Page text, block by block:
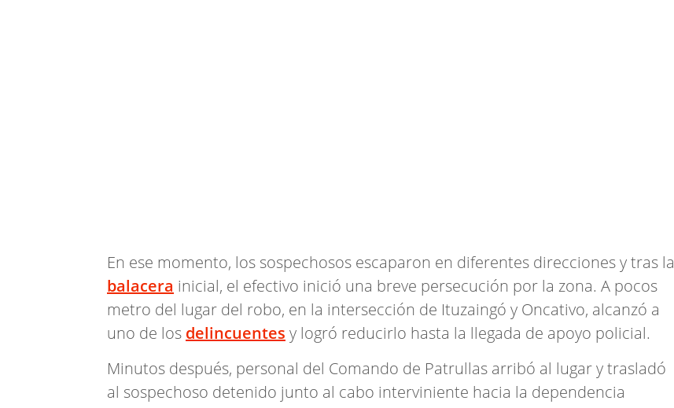
En ese momento, los sospechosos escaparon en diferentes direcciones y tras la
balacera inicial, el efectivo inició una breve persecución por la zona. A pocos
metro del lugar del robo, en la intersección de Ituzaingó y Oncativo, alcanzó a
uno de los delincuentes y logró reducirlo hasta la llegada de apoyo policial.
Minutos después, personal del Comando de Patrullas arribó al lugar y trasladó
al sospechoso detenido junto al cabo interviniente hacia la dependencia